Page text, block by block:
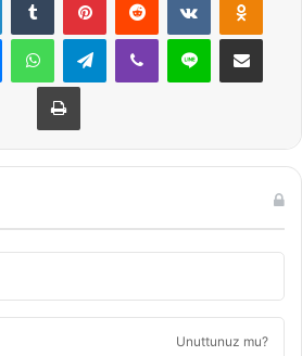
MessengerWhatsAppTelegramViber Line E-Posta ile
Yazdır
Unuttunuz mu?